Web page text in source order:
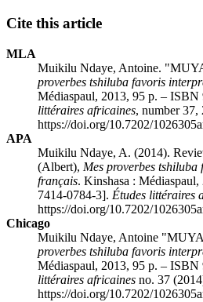
Cite this article
MLA
Muikilu Ndaye, Antoine.
proverbes tshiluba favoris
Médiaspaul, 2013, 95 p. –
littéraires africaines, number 37,
https://doi.org/10.7202/
APA
Muikilu Ndaye, A. (2014).
(Albert), Mes proverbes tshiluba
français. Kinshasa :
7414-0784-3]. Études littéraires
https://doi.org/10.7202/
Chicago
Muikilu Ndaye, Antoine
proverbes tshiluba favoris
Médiaspaul, 2013, 95 p. –
littéraires africaines no. 37
https://doi.org/10.7202/